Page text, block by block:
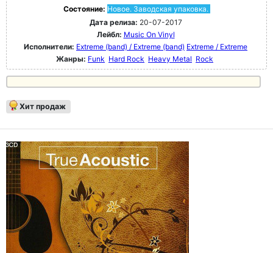
Состояние: Новое. Заводская упаковка.
Дата релиза: 20-07-2017
Лейбл: Music On Vinyl
Исполнители: Extreme (band) / Extreme (band) Extreme / Extreme
Жанры: Funk Hard Rock Heavy Metal Rock
Хит продаж